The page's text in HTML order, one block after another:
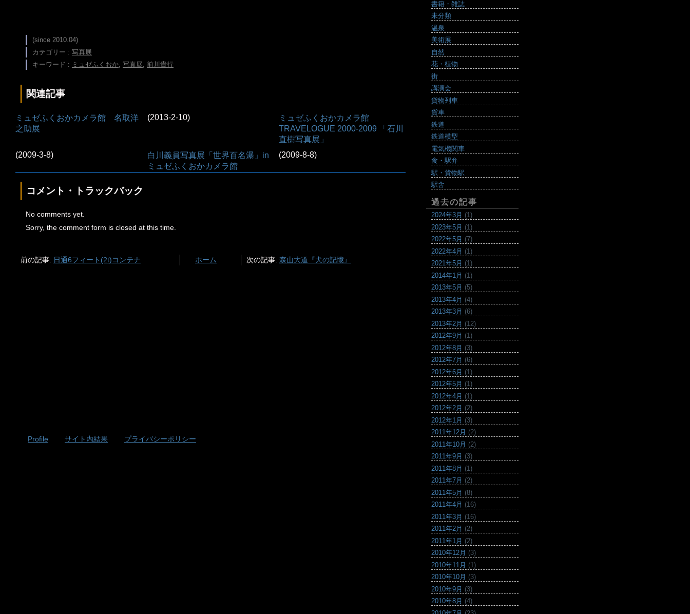
(since 2010.04)
カテゴリー : 写真展
キーワード : ミュゼふくおか, 写真展 前川貴行
関連記事
ミュゼふくおかカメラ館 名取洋
之助展
(2013-2-10)
ミュゼふくおかカメラ館
TRAVELOGUE 2000-2009 「石川
直樹写真展」
(2009-3-8)
白川義員写真展「世界百名瀑」in
ミュゼふくおかカメラ館
(2009-8-8)
コメント・トラックバック
No comments yet.
Sorry, the comment form is closed at this time.
前の記事: 日通6フィート(2t)コンテナ 次の記事: 森山大道『犬の記憶』
ホーム
Profile サイト内結果 プライバシーポリシー
書籍・雑誌
未分類
温泉
美術展
自然
花・植物
街
講演会
貨物列車
貨車
鉄道
鉄道模型
電気機関車
食・駅弁
駅・貨物駅
駅舎
過去の記事
2024年3月 (1)
2023年5月 (1)
2022年5月 (7)
2022年4月 (1)
2021年5月 (1)
2014年1月 (1)
2013年5月 (5)
2013年4月 (4)
2013年3月 (6)
2013年2月 (12)
2012年9月 (1)
2012年8月 (3)
2012年7月 (6)
2012年6月 (1)
2012年5月 (1)
2012年4月 (1)
2012年2月 (2)
2012年1月 (3)
2011年12月 (2)
2011年10月 (2)
2011年9月 (3)
2011年8月 (1)
2011年7月 (2)
2011年5月 (8)
2011年4月 (16)
2011年3月 (16)
2011年2月 (2)
2011年1月 (2)
2010年12月 (3)
2010年11月 (1)
2010年10月 (3)
2010年9月 (3)
2010年8月 (4)